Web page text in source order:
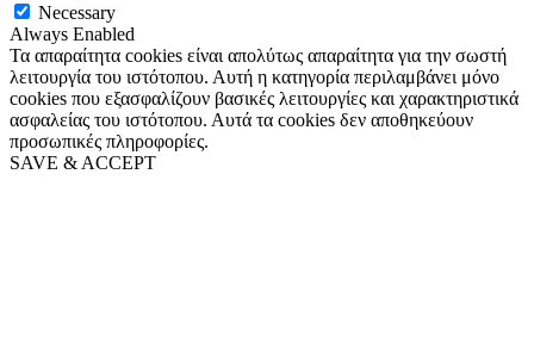
Necessary
Always Enabled
Τα απαραίτητα cookies είναι απολύτως απαραίτητα για την σωστή
λειτουργία του ιστότοπου. Αυτή η κατηγορία περιλαμβάνει μόνο
cookies που εξασφαλίζουν βασικές λειτουργίες και χαρακτηριστικά
ασφαλείας του ιστότοπου. Αυτά τα cookies δεν αποθηκεύουν
προσωπικές πληροφορίες.
SAVE & ACCEPT